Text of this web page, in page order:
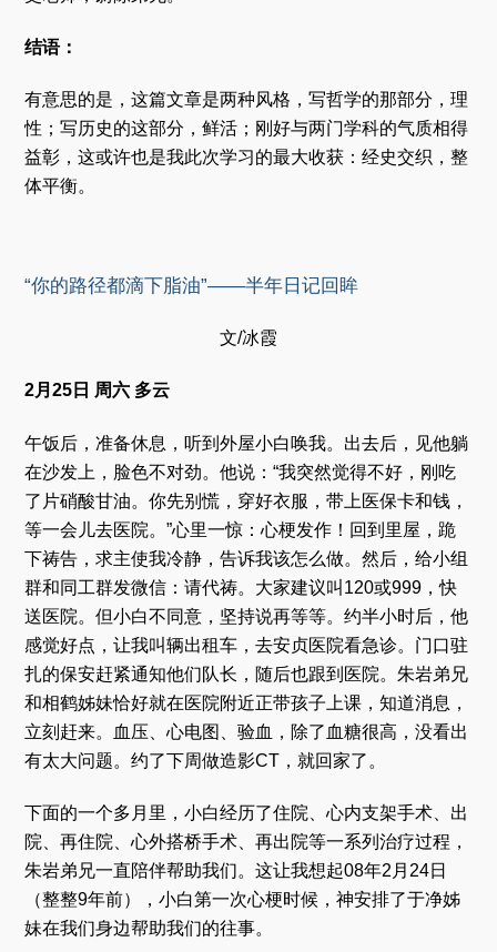
结语：
有意思的是，这篇文章是两种风格，写哲学的那部分，理
性；写历史的这部分，鲜活；刚好与两门学科的气质相得
益彰，这或许也是我此次学习的最大收获：经史交织，整
体平衡。
“你的路径都滴下脂油”——半年日记回眸
文/冰霞
2月25日 周六 多云
午饭后，准备休息，听到外屋小白唤我。出去后，见他躺
在沙发上，脸色不对劲。他说：“我突然觉得不好，刚吃
了片硝酸甘油。你先别慌，穿好衣服，带上医保卡和钱，
等一会儿去医院。”心里一惊：心梗发作！回到里屋，跪
下祷告，求主使我冷静，告诉我该怎么做。然后，给小组
群和同工群发微信：请代祷。大家建议叫120或999，快
送医院。但小白不同意，坚持说再等等。约半小时后，他
感觉好点，让我叫辆出租车，去安贞医院看急诊。门口驻
扎的保安赶紧通知他们队长，随后也跟到医院。朱岩弟兄
和相鹤姊妹恰好就在医院附近正带孩子上课，知道消息，
立刻赶来。血压、心电图、验血，除了血糖很高，没看出
有太大问题。约了下周做造影CT，就回家了。
下面的一个多月里，小白经历了住院、心内支架手术、出
院、再住院、心外搭桥手术、再出院等一系列治疗过程，
朱岩弟兄一直陪伴帮助我们。这让我想起08年2月24日
（整整9年前），小白第一次心梗时候，神安排了于净姊
妹在我们身边帮助我们的往事。